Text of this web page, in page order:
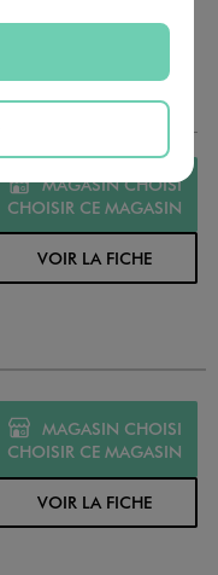
MAGASIN CHOISI
CHOISIR CE MAGASIN
VOIR LA FICHE
MAGASIN CHOISI
CHOISIR CE MAGASIN
VOIR LA FICHE